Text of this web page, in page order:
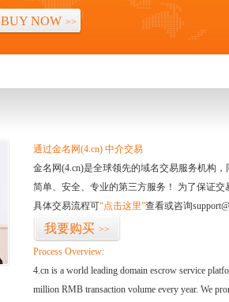
BUY NOW >>
通过金名网(4.cn) 中介交易
金名网(4.cn)是全球领先的域名交易服务机构
简单、安全、专业的第三方服务！ 为了保证
具体交易流程可“点击这里”查看或咨询
我要购买 >>
Process Overview:
4.cn is a world leading domain escrow service
million RMB transaction volume every year. We